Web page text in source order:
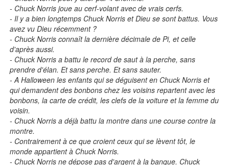
- Chuck Norris joue au cerf-volant avec de vrais cerfs.
- Il y a bien longtemps Chuck Norris et Dieu se sont battus. Vous
avez vu Dieu récemment ?
- Chuck Norris connaît la dernière décimale de Pi, et celle
d'après aussi.
- Chuck Norris a battu le record de saut à la perche, sans
prendre d'élan. Et sans perche. Et sans sauter.
- A Halloween les enfants qui se déguisent en Chuck Norris et
qui demandent des bonbons chez les voisins repartent avec les
bonbons, la carte de crédit, les clefs de la voiture et la femme du
voisin.
- Chuck Norris a déjà battu la montre dans une course contre la
montre.
- Contrairement à ce que croient ceux qui se lèvent tôt, le
monde appartient à Chuck Norris.
- Chuck Norris ne dépose pas d'argent à la banque. Chuck